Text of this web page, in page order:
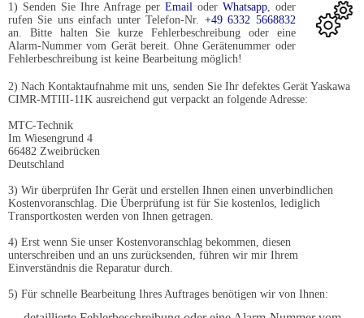
1) Senden Sie Ihre Anfrage per Emailoder Whatsapp, oder
rufen Sie uns einfach unter Telefon-Nr. +49 6332 5668832
an. Bitte halten Sie kurze Fehlerbeschreibung oder eine
Alarm-Nummer vom Gerät bereit. Ohne Gerätenummer oder
Fehlerbeschreibung ist keine Bearbeitung möglich!
2) Nach Kontaktaufnahme mit uns, senden Sie Ihr defektes Gerät Yaskawa
CIMR-MTIII-11K ausreichend gut verpackt an folgende Adresse:
MTC-Technik
Im Wiesengrund 4
66482 Zweibrücken
Deutschland
3) Wir überprüfen Ihr Gerät und erstellen Ihnen einen unverbindlichen
Kostenvoranschlag. Die Überprüfung ist für Sie kostenlos, lediglich
Transportkosten werden von Ihnen getragen.
4) Erst wenn Sie unser Kostenvoranschlag bekommen, diesen
unterschreiben und an uns zurücksenden, führen wir mir Ihrem
Einverständnis die Reparatur durch.
5) Für schnelle Bearbeitung Ihres Auftrages benötigen wir von Ihnen: